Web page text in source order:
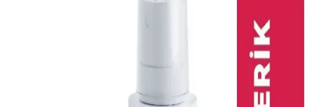
sahiplerinin günlük yükünü azaltır. Cihaz seçimi ve bakımına dikkat
edilmelidir. Tasarruf, maddi ve zihinsel sağlık açısından önemlidir.
Kediler İçin En İyi Malt Ürünleri ve Kullanım
Kediler için malt ürünleri, sindirimi kolaylaştırır ve tüy topaklarını
önler. Doğru seçim ve kullanım ile kedinizin yaşam kalitesini